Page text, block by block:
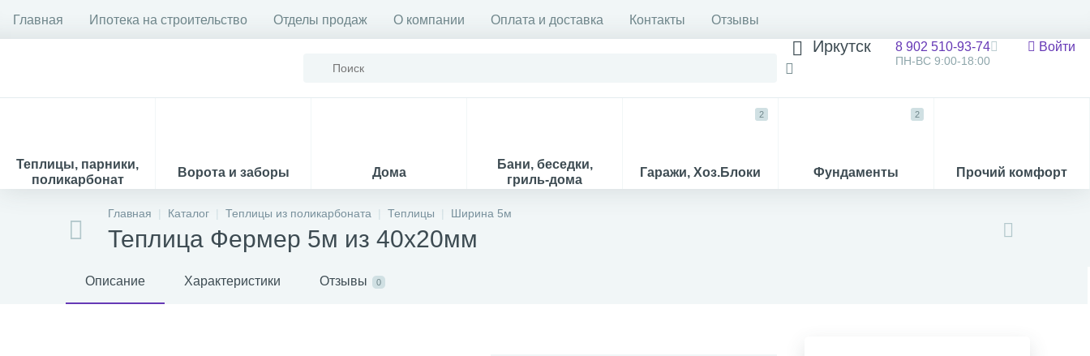
Главная Ипотека на строительство Отделы продаж О компании Оплата и доставка Контакты Отзывы
Иркутск 8 902 510-93-74
ПН-ВС 9:00-18:00
Войти
Теплицы, парники,
поликарбонат
Ворота и заборы Дома
Бани, беседки,
гриль-дома
Гаражи, Хоз.Блоки
2
Фундаменты
2
Прочий комфорт
Главная Каталог Теплицы из поликарбоната Теплицы Ширина 5м
Теплица Фермер 5м из 40х20мм
Описание Характеристики Отзывы 0